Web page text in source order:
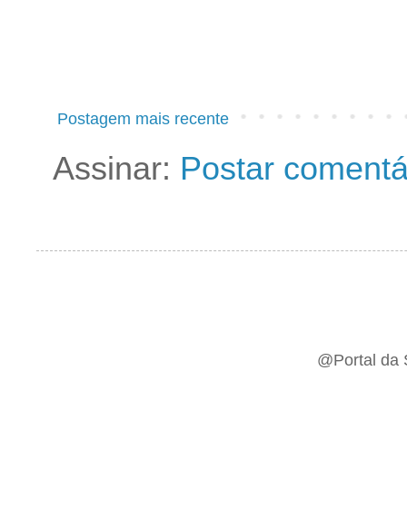
Postagem mais recente
Assinar: Postar
@Portal da